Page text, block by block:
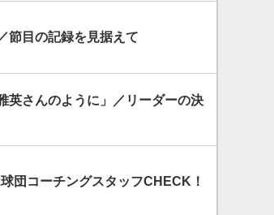
節目の記録を見据えて
英さんのように」／リーダーの決
団コーチングスタッフCHECK！